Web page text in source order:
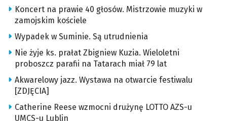
Koncert na prawie 40 głosów. Mistrzowie muzyki w
zamojskim kościele
Wypadek w Suminie. Są utrudnienia
Nie żyje ks. prałat Zbigniew Kuzia. Wieloletni
proboszcz parafii na Tatarach miał 79 lat
Akwarelowy jazz. Wystawa na otwarcie festiwalu
[ZDJĘCIA]
Catherine Reese wzmocni drużynę LOTTO AZS-u
UMCS-u Lublin